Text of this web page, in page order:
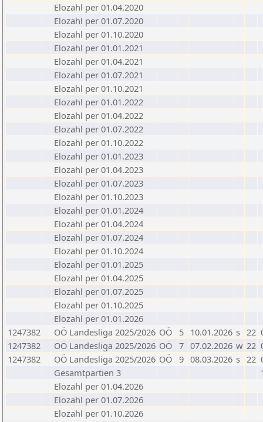
Elozahl per 01.04.2020
Elozahl per 01.07.2020
Elozahl per 01.10.2020
Elozahl per 01.01.2021
Elozahl per 01.04.2021
Elozahl per 01.07.2021
Elozahl per 01.10.2021
Elozahl per 01.01.2022
Elozahl per 01.04.2022
Elozahl per 01.07.2022
Elozahl per 01.10.2022
Elozahl per 01.01.2023
Elozahl per 01.04.2023
Elozahl per 01.07.2023
Elozahl per 01.10.2023
Elozahl per 01.01.2024
Elozahl per 01.04.2024
Elozahl per 01.07.2024
Elozahl per 01.10.2024
Elozahl per 01.01.2025
Elozahl per 01.04.2025
Elozahl per 01.07.2025
Elozahl per 01.10.2025
Elozahl per 01.01.2026
1247382
OÖ Landesliga 2025/2026 OÖ 5 10.01.2026 s 22
1247382
OÖ Landesliga 2025/2026 OÖ 7 07.02.2026 w 22
1247382
OÖ Landesliga 2025/2026 OÖ 9 08.03.2026 s 22
Gesamtpartien 3
Elozahl per 01.04.2026
Elozahl per 01.07.2026
Elozahl per 01.10.2026